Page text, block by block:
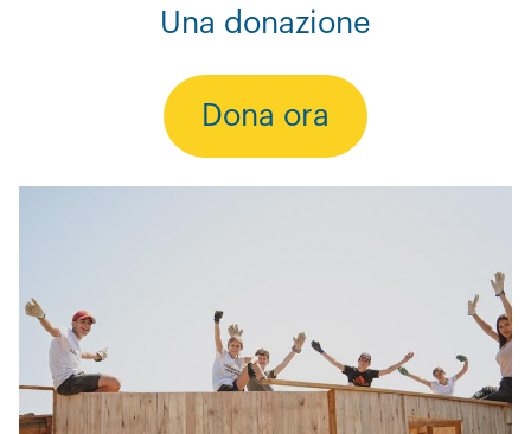
Una donazione
Dona ora